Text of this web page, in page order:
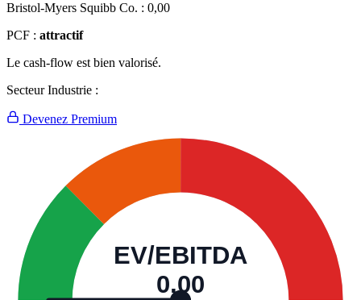
Bristol-Myers Squibb Co. : 0,00
PCF : attractif
Le cash-flow est bien valorisé.
Secteur Industrie :
Devenez Premium
EV/EBITDA
0,00